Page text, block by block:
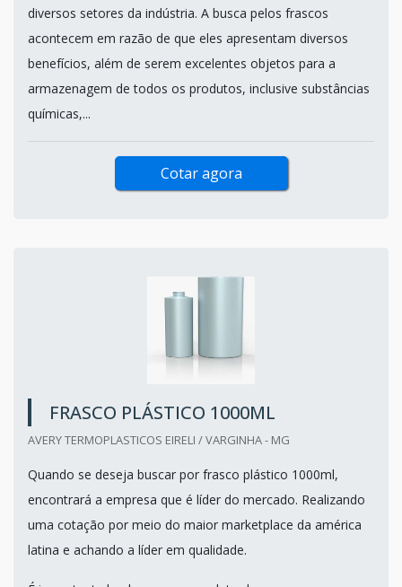
diversos setores da indústria. A busca pelos frascos
acontecem em razão de que eles apresentam diversos
benefícios, além de serem excelentes objetos para a
armazenagem de todos os produtos, inclusive substâncias
químicas,...
Cotar agora
FRASCO PLÁSTICO 1000ML
AVERY TERMOPLASTICOS EIRELI / VARGINHA - MG
Quando se deseja buscar por frasco plástico 1000ml,
encontrará a empresa que é líder do mercado. Realizando
uma cotação por meio do maior marketplace da américa
latina e achando a líder em qualidade.